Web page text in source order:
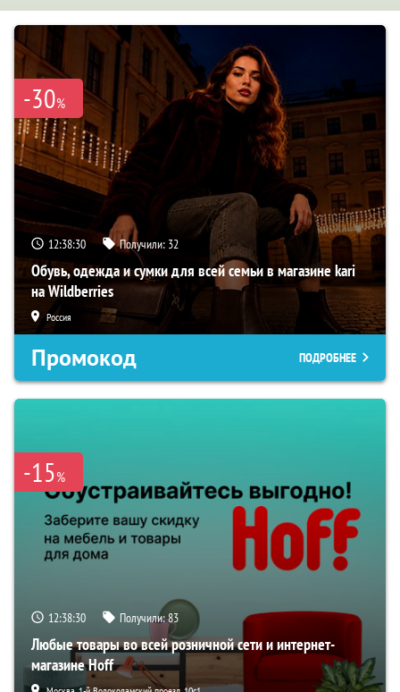
-30%
12:38:29 Получили: 32
Обувь, одежда и сумки для всей семьи в магазине kari
на Wildberries
Россия
Промокод ПОДРОБНЕЕ
-15%
12:38:29 Получили:83
Любые товары во всей розничной сети и интернет-
магазине Hoff